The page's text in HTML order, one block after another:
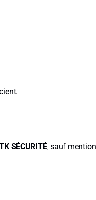
SÉCURITÉ, sauf mention